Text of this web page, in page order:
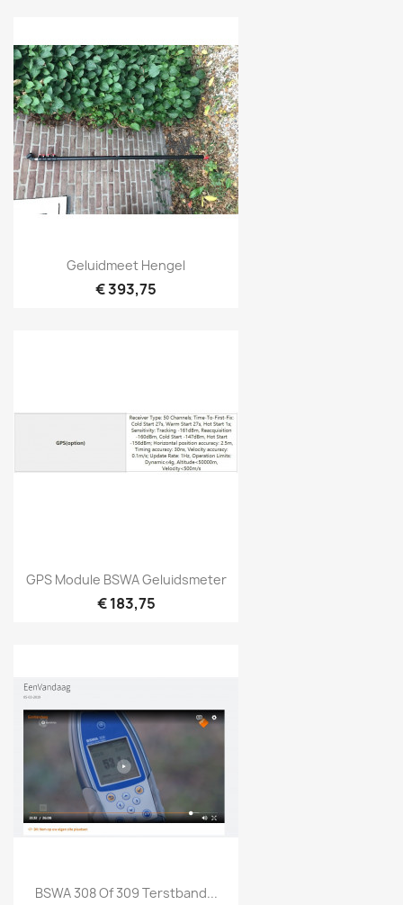
Snel bekijken
Geluidmeet Hengel
€ 393,75
Snel bekijken
GPS Module BSWA Geluidsmeter
€ 183,75
Snel bekijken
BSWA 308 Of 309 Terstband...